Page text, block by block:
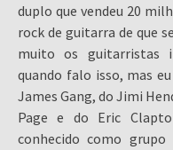
duplo que vendeu 20
rock de guitarra de que
muito os guitarristas
quando falo isso, mas
James Gang, do Jimi
Page e do Eric
conhecido como